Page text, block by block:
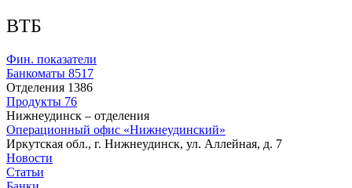
ВТБ
Фин. показатели
Банкоматы 8517
Отделения 1386
Продукты 76
Нижнеудинск – отделения
Операционный офис «Нижнеудинский»
Иркутская обл., г. Нижнеудинск, ул. Аллейная, д. 7
Новости
Статьи